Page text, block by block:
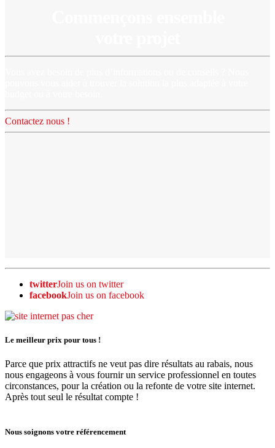
Contactez nous !
twitterJoin us on twitter
facebookJoin us on facebook
Le meilleur prix pour tous !
Parce que prix attractifs ne veut pas dire résultats au rabais, nous
nous engageons à vous fournir un service professionnel en toutes
circonstances, pour la création ou la refonte de votre site internet.
Après tout seul le résultat compte !
Nous soignons votre référencement